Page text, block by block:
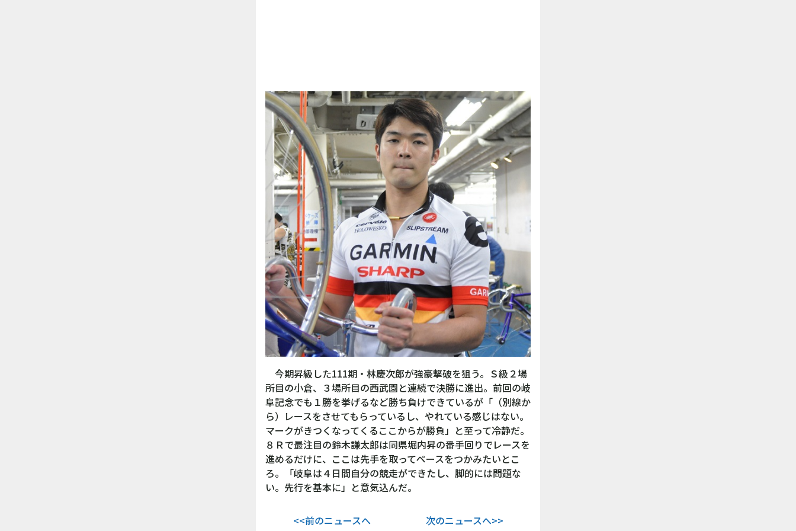
今期昇級した111期・林慶次郎が強豪撃破を狙う。Ｓ級２場
所目の小倉、３場所目の西武園と連続で決勝に進出。前回の岐
阜記念でも１勝を挙げるなど勝ち負けできているが「（別線か
ら）レースをさせてもらっているし、やれている感じはない。
マークがきつくなってくるここからが勝負」と至って冷静だ。
８Ｒで最注目の鈴木謙太郎は同県堀内昇の番手回りでレースを
進めるだけに、ここは先手を取ってペースをつかみたいとこ
ろ。「岐阜は４日間自分の競走ができたし、脚的には問題な
い。先行を基本に」と意気込んだ。
<<前のニュースへ 次のニュースへ>>